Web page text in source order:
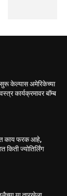
सुरू केल्यास अमेरिकेच्या
कार्यक्रमावर बॉम्ब
काय फरक आहे,
ज्योतिर्लिंग